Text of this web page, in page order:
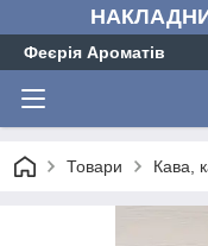
Феєрія Ароматів
Товари Кава,